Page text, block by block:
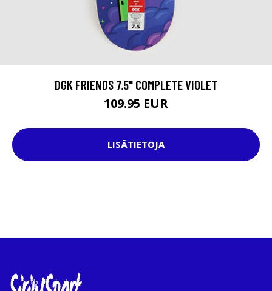
DGK FRIENDS 7.5" COMPLETE VIOLET
109.95 EUR
LISÄTIETOJA